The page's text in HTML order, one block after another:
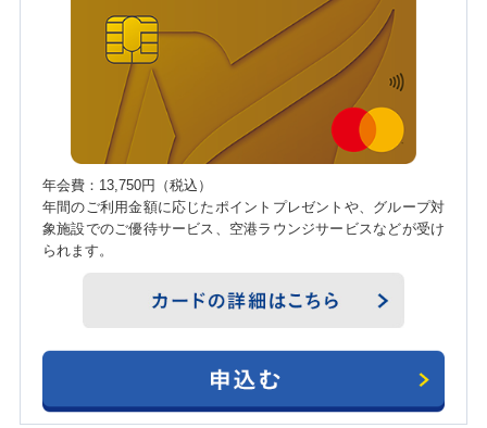
年会費：13,750円（税込）
年間のご利用金額に応じたポイントプレゼントや、グループ対
象施設でのご優待サービス、空港ラウンジサービスなどが受け
られます。